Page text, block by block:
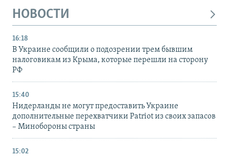
НОВОСТИ
16:18
В Украине сообщили о подозрении трем бывшим
налоговикам из Крыма, которые перешли на сторону
РФ
15:40
Нидерланды не могут предоставить Украине
дополнительные перехватчики Patriot из своих запасов
– Минобороны страны
15:02